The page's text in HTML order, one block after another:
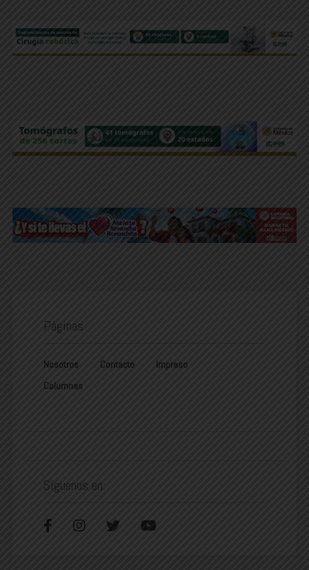
Páginas
Nosotros Contacto
Impreso
Columnas
Síguenos en: